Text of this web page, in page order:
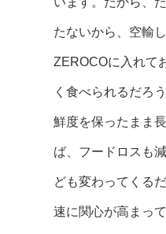
たないから、空輸
ZEROCOに入れて
く食べられるだろ
鮮度を保ったまま
ば、フードロスも
ども変わってくる
速に関心が高まって